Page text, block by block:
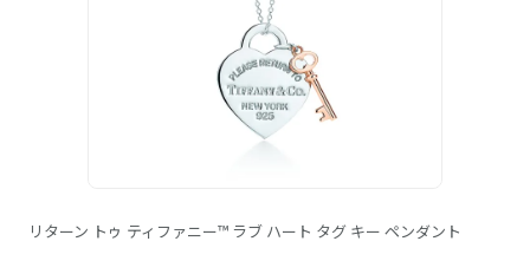
リターン トゥ ティファニー™ ラブ ハート タグ キー ペンダント